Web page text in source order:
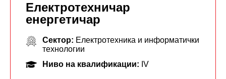
Електротехничар
енергетичар
Сектор: Електротехника и информатички
технологии
Ниво на квалификации: IV